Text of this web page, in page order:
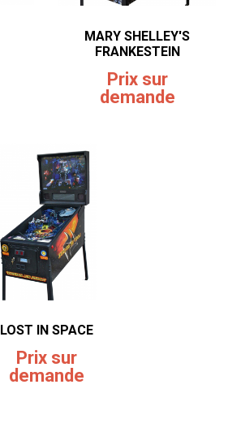
MARY SHELLEY'S
FRANKESTEIN
Prix sur
demande
LOST IN SPACE
Prix sur
demande